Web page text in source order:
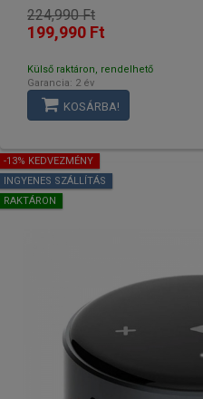
224,990 Ft
199,990 Ft
Külső raktáron, rendelhető
Garancia: 2 év
KOSÁRBA!
-13% KEDVEZMÉNY
INGYENES SZÁLLÍTÁS
RAKTÁRON